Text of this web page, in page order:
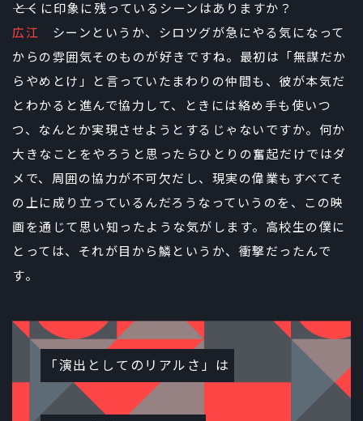
――とくに印象に残っているシーンはありますか？
広江 シーンというか、シロツグが急にやる気になって
からの雰囲気そのものが好きですね。最初は「無謀だか
らやめとけ」と言っていたまわりの仲間も、彼が本気だ
とわかると進んで協力して、ときには絡め手も使いつ
つ、なんとか実現させようとするじゃないですか。何か
大きなことをやろうと思ったらひとりの奮起だけではダ
メで、周囲の協力が不可欠だし、現実の偉業もすべてそ
の上に成り立っているんだろうなっていうのを、この映
画を通じて思い知ったような気がします。高校生の僕に
とっては、それが目から鱗というか、衝撃だったんで
す。
「演出としてのリアルさ」は